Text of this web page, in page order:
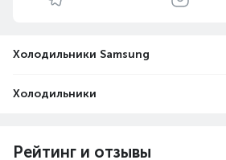
Холодильники Samsung
Холодильники
Рейтинг и отзывы